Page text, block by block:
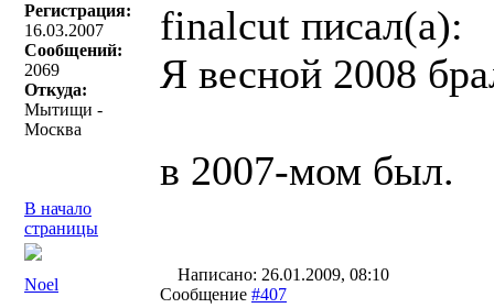
Регистрация:
16.03.2007
Сообщений:
2069
Откуда:
Мытищи -
Москва
finalcut писал(a):
Я весной 2008
в 2007-мом был.
В начало
страницы
Noel
Написано: 26.01.2009, 08:10
Сообщение #407